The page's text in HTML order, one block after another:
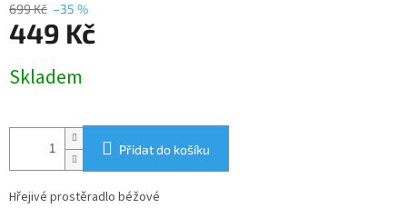
699 Kč –35 %
449 Kč
cena:
Skladem
Přidat do košíku
Hřejivé prostěradlo béžové